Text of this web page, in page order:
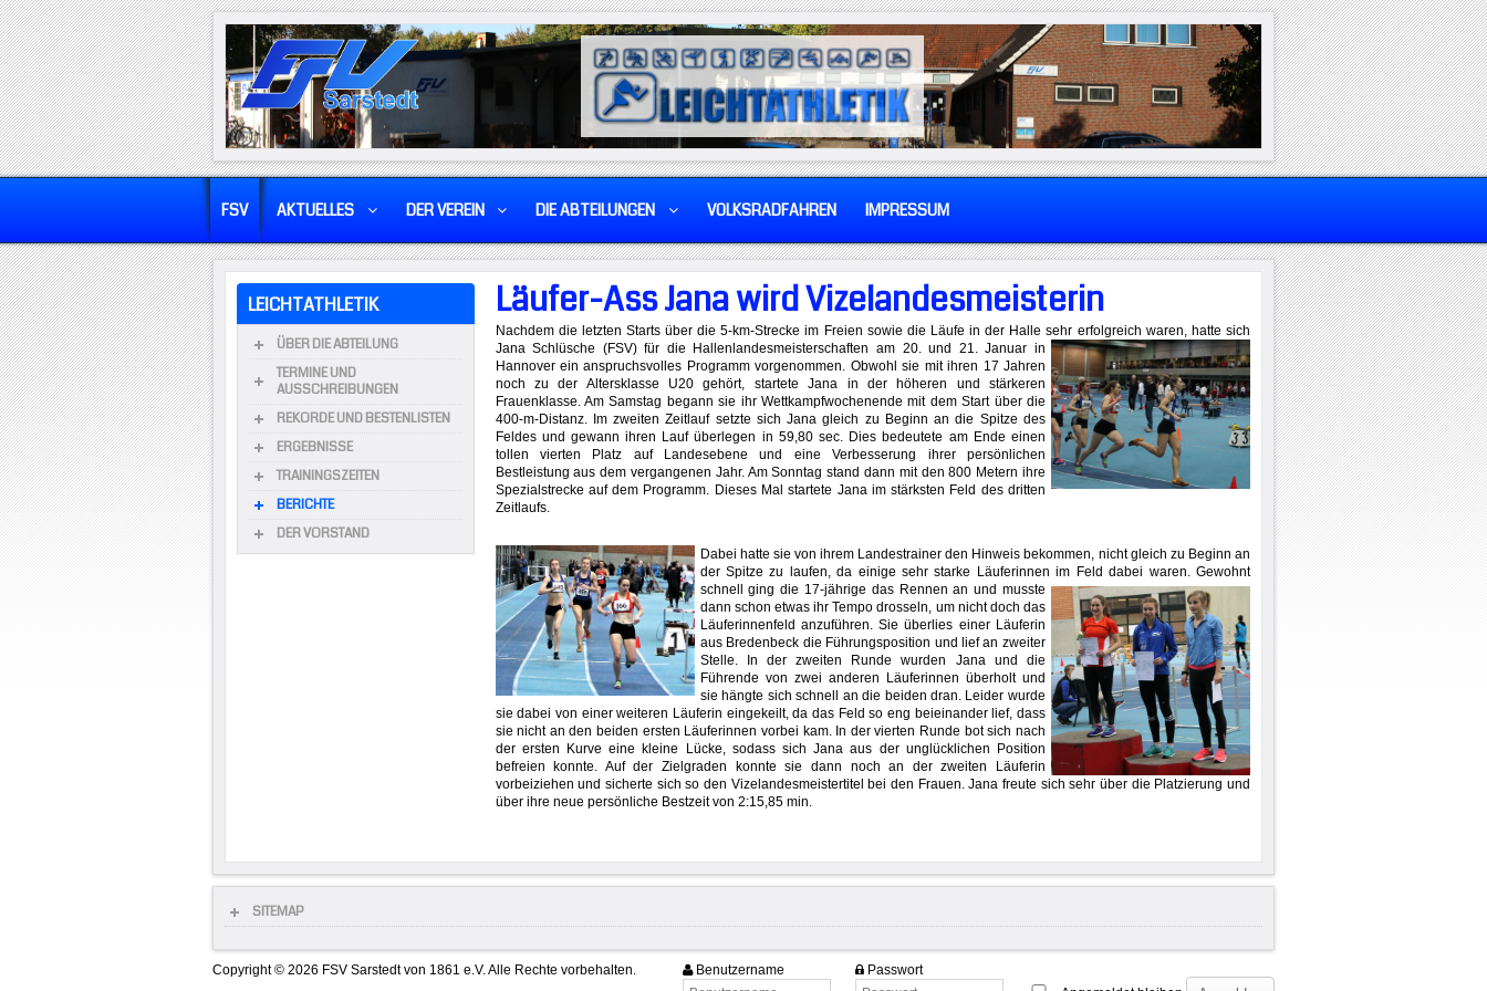
FSV AKTUELLES DER VEREIN DIE ABTEILUNGEN VOLKSRADFAHREN IMPRESSUM
LEICHTATHLETIK
ÜBER DIE ABTEILUNG
TERMINE UND
AUSSCHREIBUNGEN
REKORDE UND BESTENLISTEN
ERGEBNISSE
TRAININGSZEITEN
BERICHTE
DER VORSTAND
Läufer-Ass Jana wird Vizelandesmeisterin
Nachdem die letzten Starts über die 5-km-Strecke im Freien sowie die Läufe in der Halle sehr erfolgreich waren,hatte sich
Jana Schlüsche (FSV) für die Hallenlandesmeisterschaften am 20. und 21. Januar in
Hannover ein anspruchsvolles Programm vorgenommen. Obwohl sie mit ihren 17 Jahren
noch zu der Altersklasse U20 gehört, startete Jana in der höheren und stärkeren
Frauenklasse. Am Samstag begann sie ihr Wettkampfwochenende mit dem Start über die
400-m-Distanz. Im zweiten Zeitlauf setzte sich Jana gleich zu Beginn an die Spitze des
Feldes und gewann ihren Lauf überlegen in 59,80 sec. Dies bedeutete am Ende einen
tollen vierten Platz auf Landesebene und eine Verbesserung ihrer persönlichen
Bestleistung aus dem vergangenen Jahr. Am Sonntag stand dann mit den 800 Metern ihre
Spezialstrecke auf dem Programm. Dieses Mal startete Jana im stärksten Feld des dritten
Zeitlaufs.
Dabei hatte sie von ihrem Landestrainer den Hinweis bekommen, nicht gleich zu Beginn an
der Spitze zu laufen, da einige sehr starke Läuferinnen im Feld dabei waren. Gewohnt
schnell ging die 17-jährige das Rennen an und musste
dann schon etwas ihr Tempo drosseln, um nicht doch das
Läuferinnenfeld anzuführen. Sie überlies einer Läuferin
aus Bredenbeck die Führungsposition und lief an zweiter
Stelle. In der zweiten Runde wurden Jana und die
Führende von zwei anderen Läuferinnen überholt und
sie hängte sich schnell an die beiden dran. Leider wurde
sie dabei von einer weiteren Läuferin eingekeilt, da das Feld so eng beieinander lief, dass
sie nicht an den beiden ersten Läuferinnen vorbei kam. In der vierten Runde bot sich nach
der ersten Kurve eine kleine Lücke, sodass sich Jana aus der unglücklichen Position
befreien konnte. Auf der Zielgraden konnte sie dann noch an der zweiten Läuferin
vorbeiziehen und sicherte sich so den Vizelandesmeistertitel bei den Frauen. Jana freute sich sehr über die Platzierung und
über ihre neue persönliche Bestzeit von 2:15,85 min.
SITEMAP
Copyright © 2026 FSV Sarstedt von 1861 e.V. Alle Rechte vorbehalten. Benutzername
Passwort